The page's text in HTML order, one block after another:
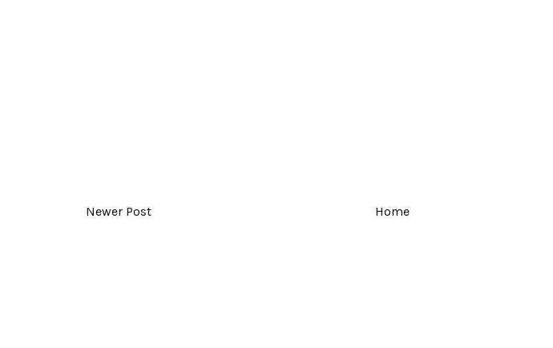
Newer Post Home